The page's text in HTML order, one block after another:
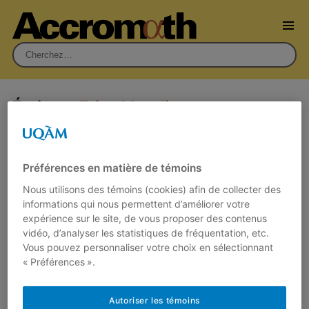
Rechercher :
Écrit parErica Moodie
26 octobre 2023
Par Christian Genest,Erica Moodie,Dylan
Spicker
La recherche médicale mobilise souvent
plusieurs centres de recrutement afin
d’accroître la taille des études cliniques et la
portée de…
Préférences en matière de témoins
Nous utilisons des témoins (cookies) afin de collecter des
informations qui nous permettent d’améliorer votre
expérience sur le site, de vous proposer des contenus
vidéo, d’analyser les statistiques de fréquentation, etc.
Vous pouvez personnaliser votre choix en sélectionnant
« Préférences ».
Autoriser les témoins